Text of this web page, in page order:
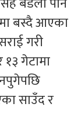
बस्दै आएका
गरी
गेटामा
साउँद र